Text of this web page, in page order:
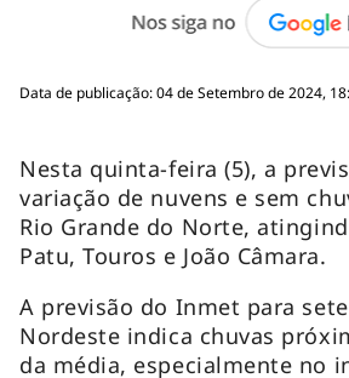
Data de publicação: 04 de Setembro de 2024,
Nesta quinta-feira (5), a
variação de nuvens e sem
Rio Grande do Norte,
Patu, Touros e João Câmara.
A previsão do Inmet para
Nordeste indica chuvas
da média, especialmente no